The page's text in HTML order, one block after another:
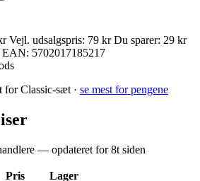
Vejl. udsalgspris: 79 kr Du sparer: 29 kr
EAN: 5702017185217
for Classic-sæt · se mest for pengene
— opdateret for 8t siden
Pris
Lager